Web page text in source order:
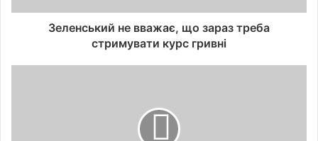
Зеленський не вважає, що зараз треба
стримувати курс гривні